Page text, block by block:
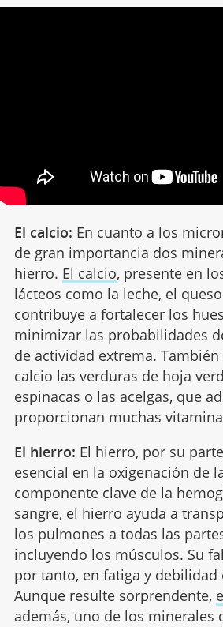
El calcio: En cuanto a los
de gran importancia dos
hierro. El calcio, presente en
lácteos como la leche, el
contribuye a fortalecer los
minimizar las probabilidades
de actividad extrema.
calcio las verduras de hoja
espinacas o las acelgas, que
proporcionan muchas
El hierro: El hierro, por su
esencial en la oxigenación de
componente clave de la
sangre, el hierro ayuda a
los pulmones a todas las
incluyendo los músculos. Su
por tanto, en fatiga y debilidad
Aunque resulte sorprendente,
además, uno de los minerales